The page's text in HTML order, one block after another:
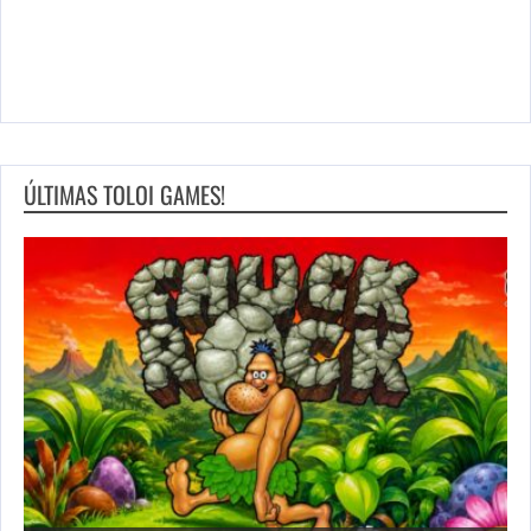
ÚLTIMAS TOLOI GAMES!